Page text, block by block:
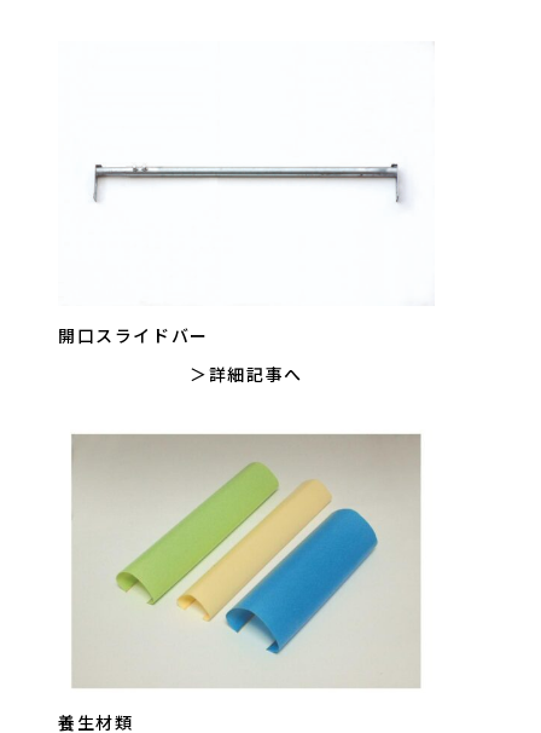
開口スライドバー
詳細記事へ
養生材類